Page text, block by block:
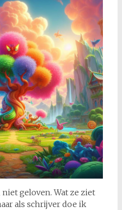
geloven. Wat ze ziet
als schrijver doe ik